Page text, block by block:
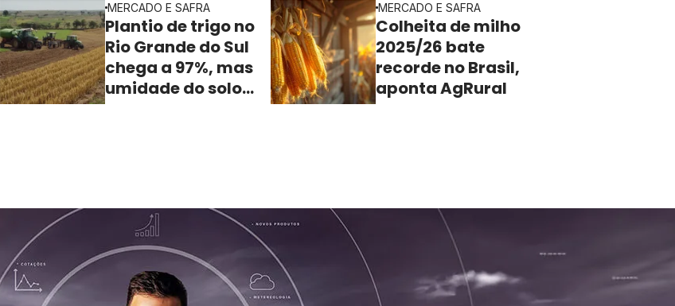
MERCADO E SAFRA
Plantio de trigo no
Rio Grande do Sul
chega a 97%, mas
umidade do solo
MERCADO E SAFRA
Colheita de milho
2025/26 bate
recorde no Brasil,
aponta AgRural